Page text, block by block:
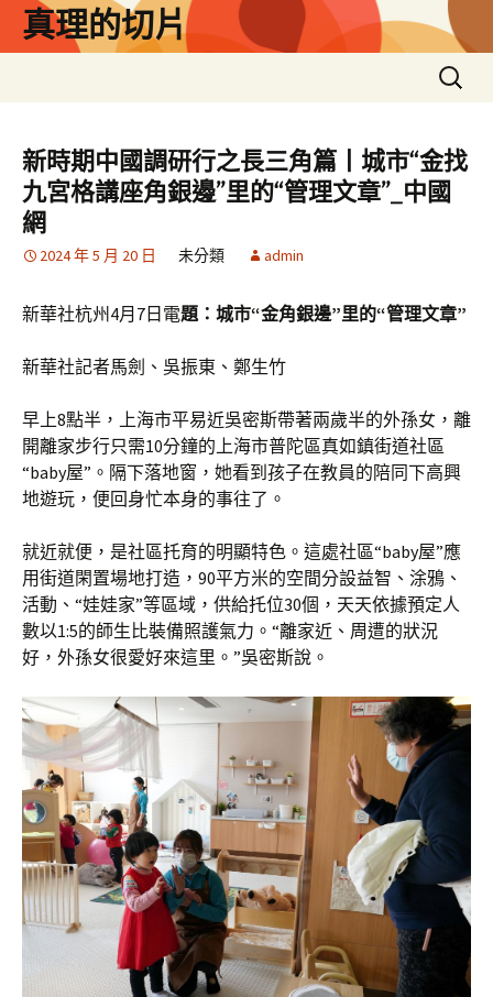
真理的切片
搜
尋
鍵
字:
新時期中國調研行之長三角篇丨城市“金找
九宮格講座角銀邊”里的“管理文章”_中國
網
2024 年 5 月 20 日 未分類 admin
新華社杭州4月7日電題：城市“金角銀邊”里的“管理文章”
新華社記者馬劍、吳振東、鄭生竹
早上8點半，上海市平易近吳密斯帶著兩歲半的外孫女，離
開離家步行只需10分鐘的上海市普陀區真如鎮街道社區
“baby屋”。隔下落地窗，她看到孩子在教員的陪同下高興
地遊玩，便回身忙本身的事往了。
就近就便，是社區托育的明顯特色。這處社區“baby屋”應
用街道閑置場地打造，90平方米的空間分設益智、涂鴉、
活動、“娃娃家”等區域，供給托位30個，天天依據預定人
數以1:5的師生比裝備照護氣力。“離家近、周遭的狀況
好，外孫女很愛好來這里。”吳密斯說。